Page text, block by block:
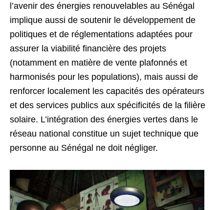
l’avenir des énergies renouvelables au Sénégal
implique aussi de soutenir le développement de
politiques et de réglementations adaptées pour
assurer la viabilité financière des projets
(notamment en matière de vente plafonnés et
harmonisés pour les populations), mais aussi de
renforcer localement les capacités des opérateurs
et des services publics aux spécificités de la filière
solaire. L’intégration des énergies vertes dans le
réseau national constitue un sujet technique que
personne au Sénégal ne doit négliger.